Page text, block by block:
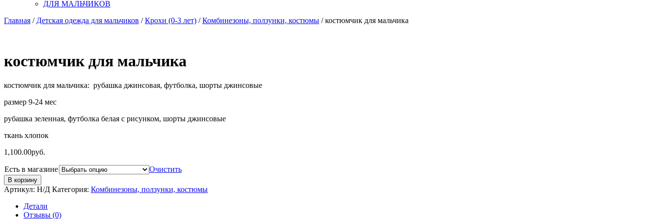
ДЛЯ МАЛЬЧИКОВ
Главная / Детская одежда для мальчиков /Крохи (0-3 лет) /Комбинезоны, ползунки, костюмы / костюмчик для мальчика
костюмчик для мальчика
костюмчик для мальчика: рубашка джинсовая, футболка, шорты джинсовые
размер 9-24 мес
рубашка зеленная, футболка белая с рисунком, шорты джинсовые
ткань хлопок
1,100.00руб.
Есть в магазине Очистить
В корзину
Артикул: Н/Д Категория: Комбинезоны, ползунки, костюмы
Детали
Отзывы (0)